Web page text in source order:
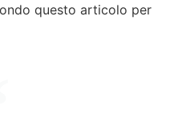
questo articolo per